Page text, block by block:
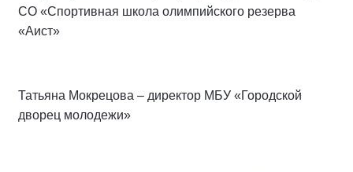
СО «Спортивная школа олимпийского резерва
«Аист»
Татьяна Мокрецова – директор МБУ «Городской
дворец молодежи»